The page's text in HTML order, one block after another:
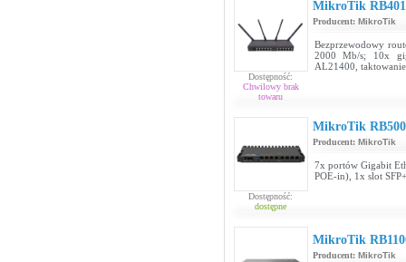
Dostępność:
Chwilowy brak
towaru
MikroTik
Producent: MikroTik
Bezprzewodowy
2000 Mb/s; 10x
AL21400,
Dostępność:
dostępne
MikroTik
Producent: MikroTik
7x portów Gigabit
POE-in), 1x slot
MikroTik
Producent: MikroTik